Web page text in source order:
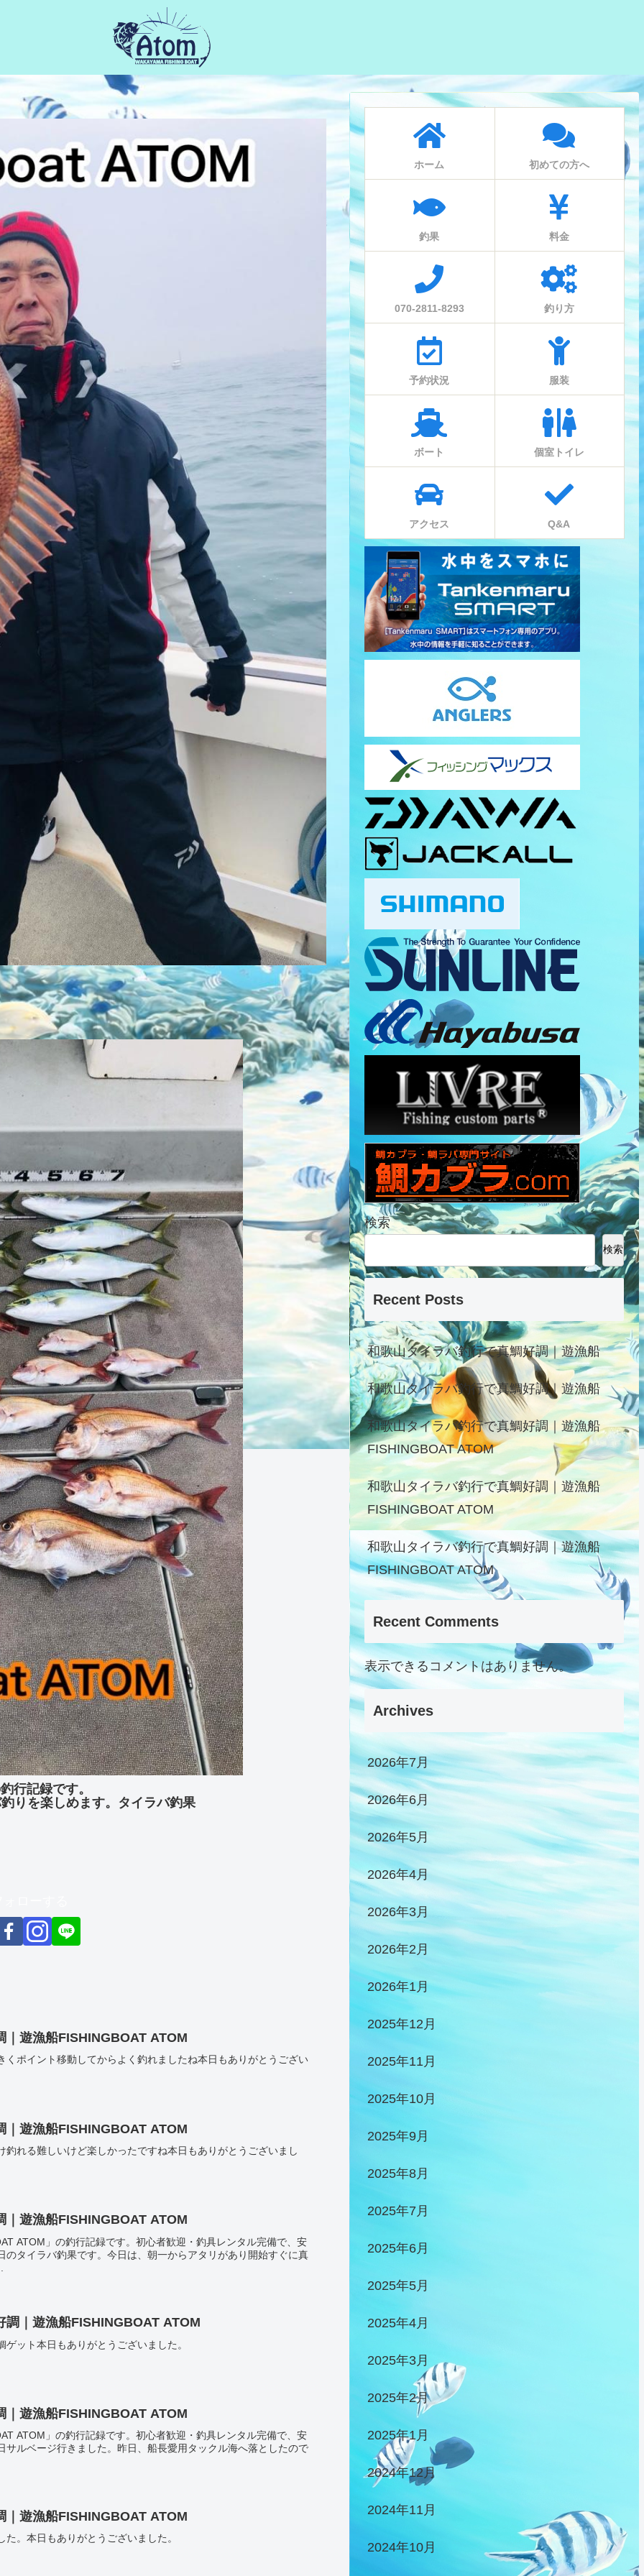
行記録です。
りを楽しめます。タイラバ釣果
遊漁船FISHINGBOAT ATOM
くポイント移動してからよく釣れましたね本日もありがとうござい
遊漁船FISHINGBOAT ATOM
れる難しいけど楽しかったですね本日もありがとうございまし
遊漁船FISHINGBOAT ATOM
ATOM」の釣行記録です。初心者歓迎・釣具レンタル完備で、安
のタイラバ釣果です。今日は、朝一からアタリがあり開始すぐに真
｜遊漁船FISHINGBOAT ATOM
ット本日もありがとうございました。
遊漁船FISHINGBOAT ATOM
ATOM」の釣行記録です。初心者歓迎・釣具レンタル完備で、安
サルベージ行きました。昨日、船長愛用タックル海へ落としたので
遊漁船FISHINGBOAT ATOM
。本日もありがとうございました。
ホーム 初めての方へ
釣果 料金
070-2811-8293 釣り方
予約状況 服装
ボート 個室トイレ
アクセス Q&A
検索
検索
Recent Posts
和歌山タイラバ釣行で真鯛好調｜遊漁船
和歌山タイラバ釣行で真鯛好調｜遊漁船
和歌山タイラバ釣行で真鯛好調｜遊漁船
FISHINGBOAT ATOM
和歌山タイラバ釣行で真鯛好調｜遊漁船
FISHINGBOAT ATOM
和歌山タイラバ釣行で真鯛好調｜遊漁船
FISHINGBOAT ATOM
Recent Comments
表示できるコメントはありません。
Archives
2026年7月
2026年6月
2026年5月
2026年4月
2026年3月
2026年2月
2026年1月
2025年12月
2025年11月
2025年10月
2025年9月
2025年8月
2025年7月
2025年6月
2025年5月
2025年4月
2025年3月
2025年2月
2025年1月
2024年12月
2024年11月
2024年10月